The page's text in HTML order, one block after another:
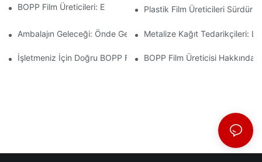
BOPP Film Üreticileri: Esnek Ambalajın Omurgası
Plastik Film Üreticileri
Ambalajın Geleceği: Önde Gelen Malzeme Üreticilerinden Elde
Metalize Kağıt Tedarikçileri:
İşletmeniz İçin Doğru BOPP Film Tedarikçisini Seçmenin Önemi
BOPP Film Üreticisi Hakkında